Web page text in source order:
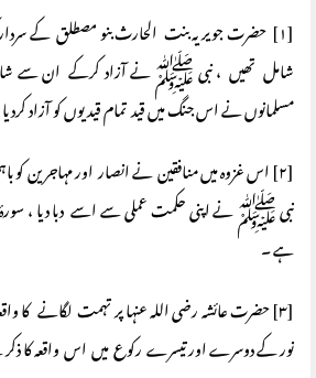
[۱] حضرت جویریہ بنت الحارث بنو مصطلق کے سردار
شامل تھیں ، نبی ﷺ نے آزاد کرکے ان سے
مسلمانوں نے اس جنگ میں قید تمام قیدیوں کو آزاد
[۲] اس غزوہ میں منافقین نے انصار اور مہاجرین کو
نبی ﷺ نے اپنی حکمت عملی سے اسے دبا دیا ، سورۂ
ہے ۔
[۳] حضرت عائشہ رضی اللہ عنہا پر تہمت لگانے کا
نور کے دوسرے اور تیسرے رکوع میں اس واقعہ کا